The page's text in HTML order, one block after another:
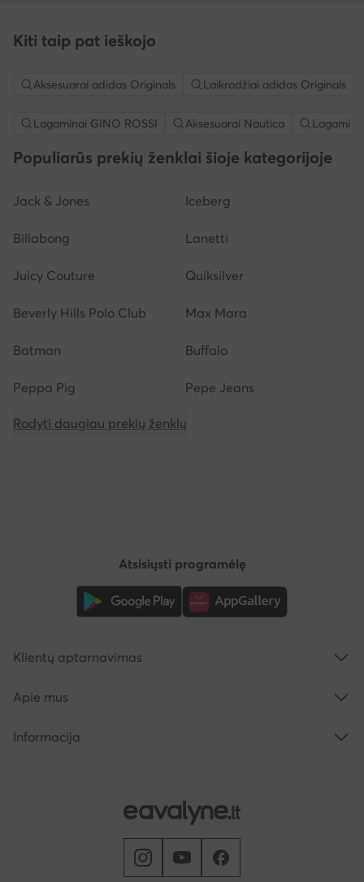
Kiti taip pat ieškojo
Aksesuarai adidas Originals Laikrodžiai adidas Originals
Lagaminai GINO ROSSI Aksesuarai Nautica
Populiarūs prekių ženklai šioje kategorijoje
Jack & Jones Iceberg
Billabong Lanetti
Juicy Couture Quiksilver
Beverly Hills Polo Club Max Mara
Batman Buffalo
Peppa Pig Pepe Jeans
Rodyti daugiau prekių ženklų
Atsisiųsti programėlę
Klientų aptarnavimas
Apie mus
Informacija